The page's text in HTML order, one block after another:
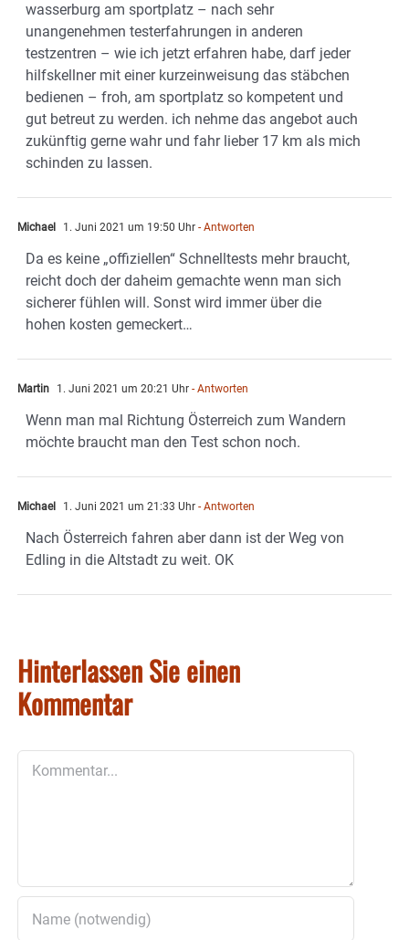
wasserburg am sportplatz – nach sehr
unangenehmen testerfahrungen in anderen
testzentren – wie ich jetzt erfahren habe, darf jeder
hilfskellner mit einer kurzeinweisung das stäbchen
bedienen – froh, am sportplatz so kompetent und
gut betreut zu werden. ich nehme das angebot auch
zukünftig gerne wahr und fahr lieber 17 km als mich
schinden zu lassen.
Michael 1. Juni 2021 um 19:50 Uhr - Antworten
Da es keine „offiziellen“ Schnelltests mehr braucht,
reicht doch der daheim gemachte wenn man sich
sicherer fühlen will. Sonst wird immer über die
hohen kosten gemeckert…
Martin 1. Juni 2021 um 20:21 Uhr - Antworten
Wenn man mal Richtung Österreich zum Wandern
möchte braucht man den Test schon noch.
Michael 1. Juni 2021 um 21:33 Uhr - Antworten
Nach Österreich fahren aber dann ist der Weg von
Edling in die Altstadt zu weit. OK
Hinterlassen Sie einen
Kommentar